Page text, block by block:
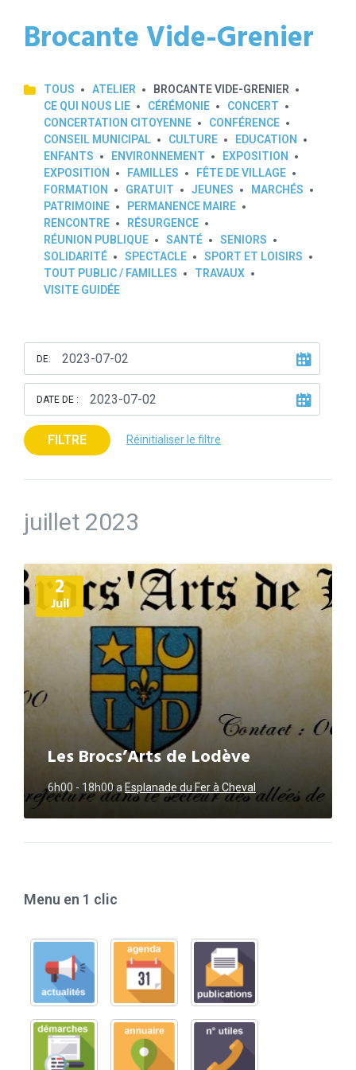
Brocante Vide-Grenier
TOUS ATELIER
BROCANTE VIDE-GRENIER
CE QUI NOUS LIE
CÉRÉMONIE
CONCERT
CONCERTATION CITOYENNE
CONFÉRENCE
CONSEIL MUNICIPAL
CULTURE
EDUCATION
ENFANTS
ENVIRONNEMENT
EXPOSITION
EXPOSITION
FAMILLES
FÊTE DE VILLAGE
FORMATION
GRATUIT JEUNES
MARCHÉS
PATRIMOINE
PERMANENCE MAIRE
RENCONTRE
RÉSURGENCE
RÉUNION PUBLIQUE
SANTÉ
SENIORS
SOLIDARITÉ
SPECTACLE
SPORT ET LOISIRS
TOUT PUBLIC / FAMILLES
TRAVAUX
VISITE GUIDÉE
DE:
DATE DE :
FILTRE Réinitialiser le filtre
juillet 2023
2
Juil
Les Brocs’Arts de Lodève
6h00 - 18h00a Esplanade du Fer à Cheval
Plus
d'informations
Menu en 1 clic